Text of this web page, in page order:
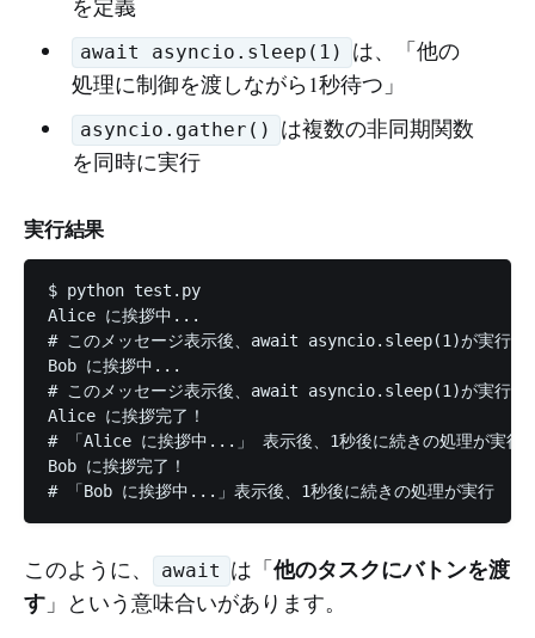
await asyncio.sleep(1)
は、「他の
処理に制御を渡しながら1秒待つ」
asyncio.gather()
は複数の非同期関数
を同時に実行
実行結果
$ python test.py
Alice に挨拶中...
# このメッセージ表示後、await asyncio.sleep(1)が実行さ
Bob に挨拶中...
# このメッセージ表示後、await asyncio.sleep(1)が実行さ
Alice に挨拶完了！
# 「Alice に挨拶中...」 表示後、1秒後に続きの処理が実行
Bob に挨拶完了！
このように、 await は「他のタスクにバトンを渡
す 」という意味合いがあります。